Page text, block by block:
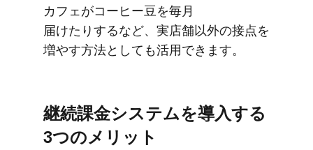
カフェが​コーヒー豆を​毎月​
届けたりするなど、​実店舗以外の​接点を​
増やす方​法と​しても​活用できます。
継続課金システムを​導入する​
3つの​メリット